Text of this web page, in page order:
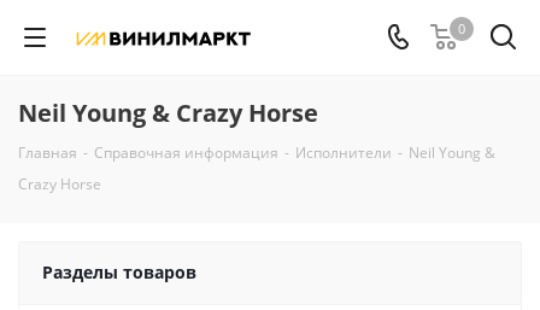
0
Neil Young & Crazy Horse
Главная - Справочная информация - Исполнители - Neil Young &
Crazy Horse
Разделы товаров